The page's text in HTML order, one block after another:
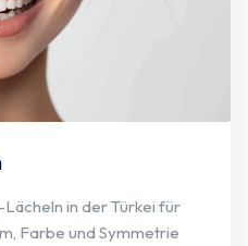
in der Türkei für
Farbe und Symmetrie